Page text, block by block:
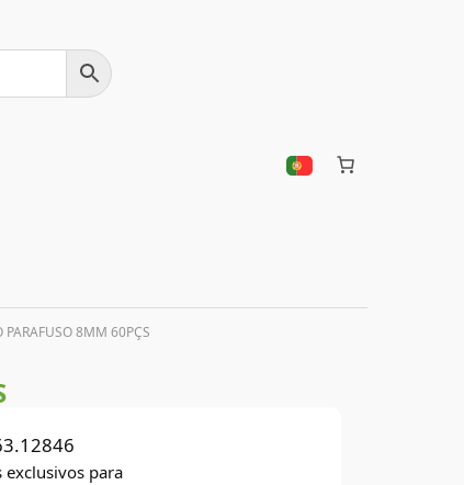
8MM 60PÇS
exclusivos para